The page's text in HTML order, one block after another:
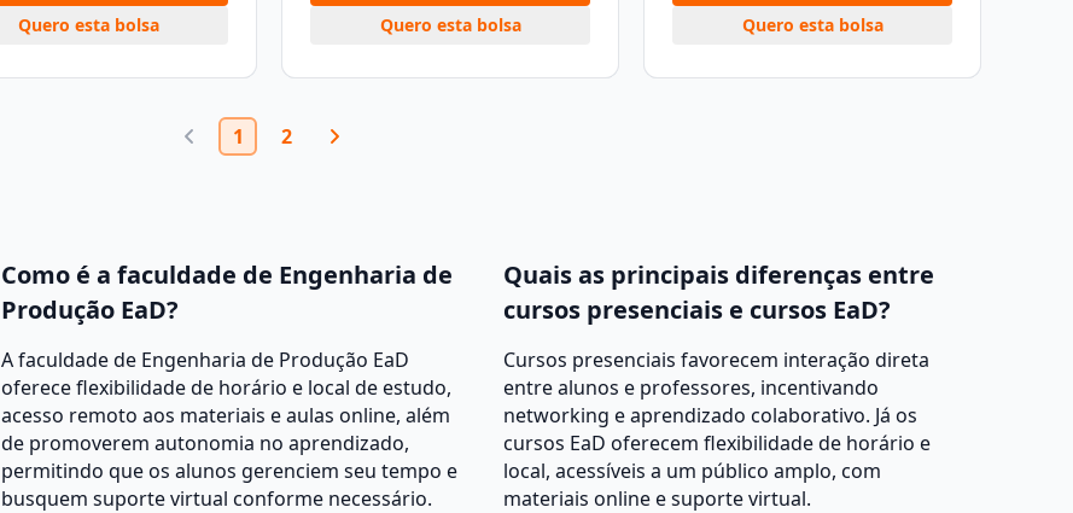
Quero esta bolsa
Quero esta bolsa
Quero esta bolsa
1 2
Como é a faculdade de Engenharia de
Produção EaD?
A faculdade de Engenharia de Produção EaD
oferece flexibilidade de horário e local de estudo,
acesso remoto aos materiais e aulas online, além
de promoverem autonomia no aprendizado,
permitindo que os alunos gerenciem seu tempo e
busquem suporte virtual conforme necessário.
Quais as principais diferenças entre
cursos presenciais e cursos EaD?
Cursos presenciais favorecem interação direta
entre alunos e professores, incentivando
networking e aprendizado colaborativo. Já os
cursos EaD oferecem flexibilidade de horário e
local, acessíveis a um público amplo, com
materiais online e suporte virtual.